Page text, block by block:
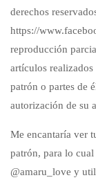
derechos
https://
reproducción
artículos
patrón o partes de
autorización de su
Me encantaría ver
patrón, para lo cual
@amaru_love y